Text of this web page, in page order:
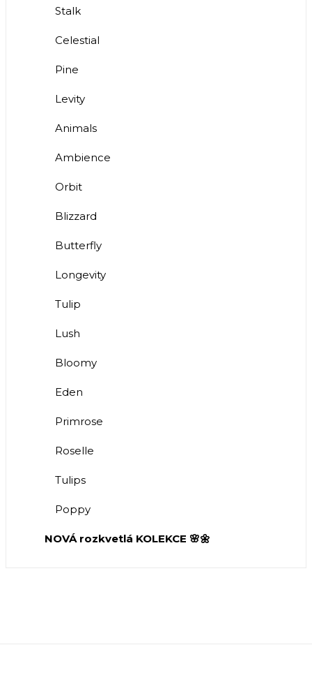
Stalk
Celestial
Pine
Levity
Animals
Ambience
Orbit
Blizzard
Butterfly
Longevity
Tulip
Lush
Bloomy
Eden
Primrose
Roselle
Tulips
Poppy
NOVÁ rozkvetlá KOLEKCE 🌸🌼